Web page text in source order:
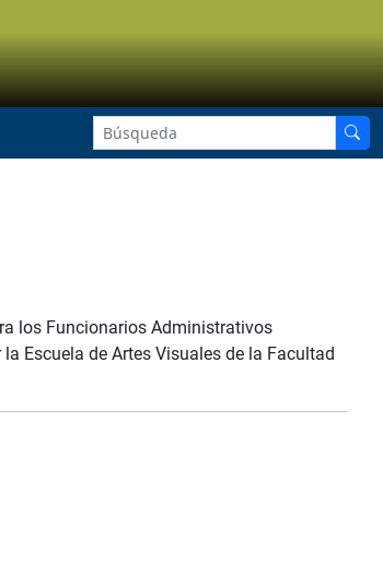
los Funcionarios Administrativos
Escuela de Artes Visuales de la Facultad